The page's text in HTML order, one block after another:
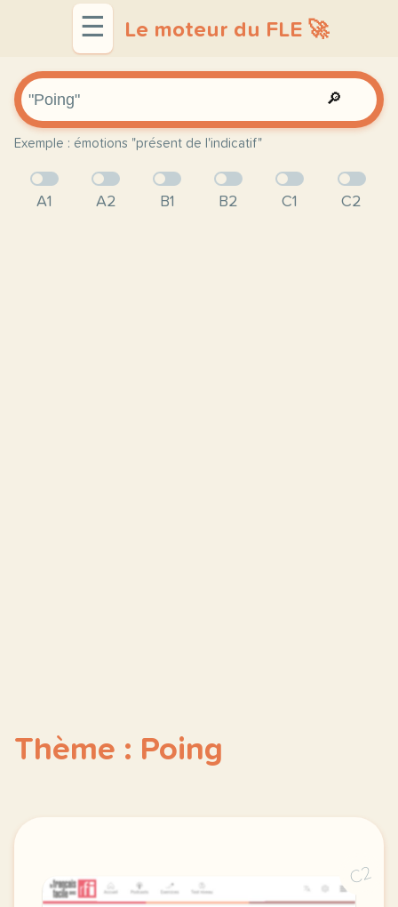
☰ Le moteur du FLE 🚀
🔎
Exemple : émotions "présent de l'indicatif"
A1 A2 B1 B2 C1 C2
Thème : Poing
C2